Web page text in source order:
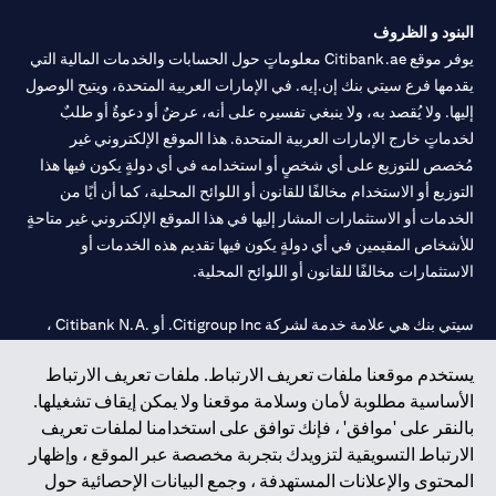
يستخدم موقعنا ملفات تعريف الارتباط. ملفات تعريف الارتباط
الأساسية مطلوبة لأمان وسلامة موقعنا ولا يمكن إيقاف تشغيلها.
بالنقر على 'موافق' ، فإنك توافق على استخدامنا لملفات تعريف
الارتباط التسويقية لتزويدك بتجربة مخصصة عبر الموقع ، وإظهار
المحتوى والإعلانات المستهدفة ، وجمع البيانات الإحصائية حول
البنود و الظروف
يوفر موقع Citibank.ae معلوماتٍ حول الحسابات والخدمات المالية التي
يقدمها فرع سيتي بنك إن.إيه. في الإمارات العربية المتحدة، ويتيح الوصول
إليها. ولا يُقصد به، ولا ينبغي تفسيره على أنه، عرضٌ أو دعوةٌ أو طلبٌ
لخدماتٍ خارج الإمارات العربية المتحدة. هذا الموقع الإلكتروني غير
مُخصص للتوزيع على أي شخصٍ أو استخدامه في أي دولةٍ يكون فيها هذا
التوزيع أو الاستخدام مخالفًا للقانون أو اللوائح المحلية، كما أن أيًا من
الخدمات أو الاستثمارات المشار إليها في هذا الموقع الإلكتروني غير متاحةٍ
للأشخاص المقيمين في أي دولةٍ يكون فيها تقديم هذه الخدمات أو
الاستثمارات مخالفًا للقانون أو اللوائح المحلية.
سيتي بنك هي علامة خدمة لشركة Citigroup Inc. أو .Citibank N.A ،
سيتي بنك إن. إيه. الإمارات مسجل لدى مصرف الإمارات المركزي تحت
أرقام التراخيص 202563 لفرع الوصل في دبي، 531989 لفرع مول
الإمارات في دبي، وCN-1002019لفرع أبوظبي. هاتف: 4000 311 04.
فرع سيتي بنك إن إيه - الإمارات العربية المتحدة مرخص من مصرف